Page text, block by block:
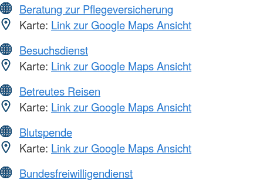
Beratung zur Pflegeversicherung
Karte: Link zur Google Maps Ansicht
Besuchsdienst
Karte: Link zur Google Maps Ansicht
Betreutes Reisen
Karte: Link zur Google Maps Ansicht
Blutspende
Karte: Link zur Google Maps Ansicht
Bundesfreiwilligendienst